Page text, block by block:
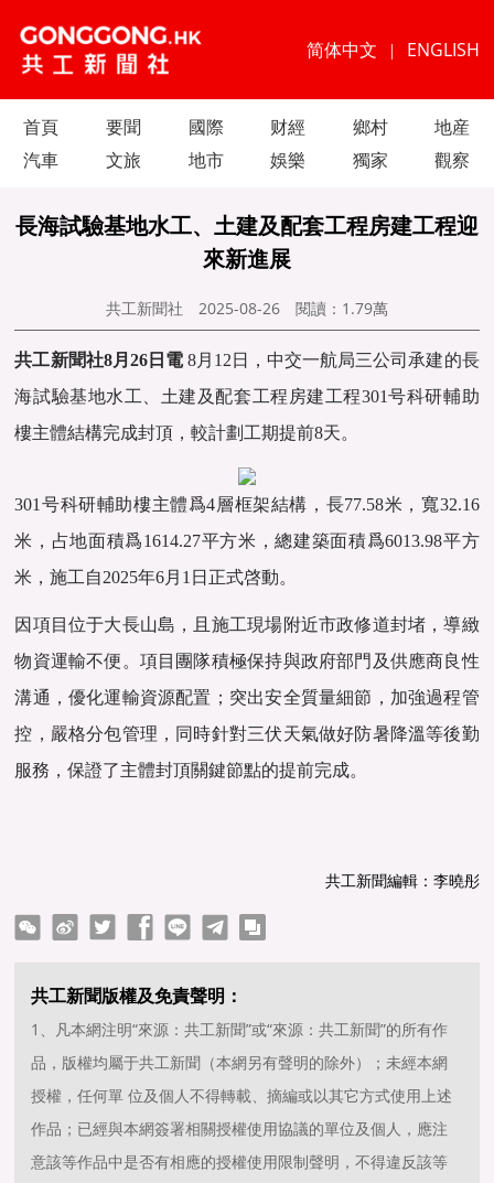
简体中文 | ENGLISH
首頁 要聞 國際 财經 鄉村
地産
汽車
文旅 地市 娛樂 獨家 觀察
長海試驗基地水工、土建及配套工程房建工程迎
來新進展
共工新聞社 2025-08-26 閱讀： 1.79萬
共工新聞社8月26日電8月12日，中交一航局三公司承建的長
海試驗基地水工、土建及配套工程房建工程301号科研輔助
樓主體結構完成封頂，較計劃工期提前8天。
301号科研輔助樓主體爲4層框架結構，長77.58米，寬32.16
米，占地面積爲1614.27平方米，總建築面積爲6013.98平方
米，施工自2025年6月1日正式啓動。
因項目位于大長山島，且施工現場附近市政修道封堵，導緻
物資運輸不便。項目團隊積極保持與政府部門及供應商良性
溝通，優化運輸資源配置；突出安全質量細節，加強過程管
控，嚴格分包管理，同時針對三伏天氣做好防暑降溫等後勤
服務，保證了主體封頂關鍵節點的提前完成。
共工新聞編輯：李曉彤
linetelegram copy
共工新聞版權及免責聲明：
1、凡本網注明“來源：共工新聞”或“來源：共工新聞”的所有作
品，版權均屬于共工新聞（本網另有聲明的除外）；未經本網
授權，任何單 位及個人不得轉載、摘編或以其它方式使用上述
作品；已經與本網簽署相關授權使用協議的單位及個人，應注
意該等作品中是否有相應的授權使用限制聲明，不得違反該等